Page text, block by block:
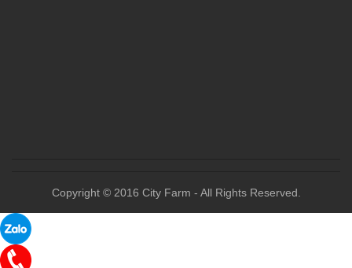
Copyright © 2016 City Farm - All Rights Reserved.